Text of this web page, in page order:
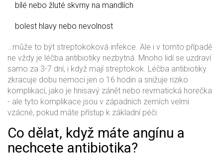
bílé nebo žluté skvrny na mandlích
bolest hlavy nebo nevolnost
…může to být streptokoková infekce. Ale i v tomto případě
ne vždy je léčba antibiotiky nezbytná. Mnoho lidí se uzdraví
samo za 3-7 dní, i když mají streptokok. Léčba antibiotiky
zkracuje dobu nemoci jen o 16 hodin a snižuje riziko
komplikací, jako je hnisavý zánět nebo revmatická horečka
- ale tyto komplikace jsou v západních zemích velmi
vzácné, pokud máte přístup k základní péči.
Co dělat, když máte angínu a
nechcete antibiotika?